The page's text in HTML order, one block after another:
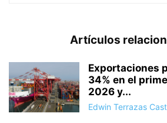
Artículos
Exportaciones
34% en el
2026 y...
Edwin Terrazas